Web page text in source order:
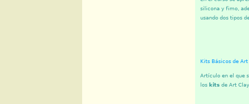
silicona y fimo,
usando dos tipos
Kits Básicos de Art
Artículo en el que
los kits de Art Clay.